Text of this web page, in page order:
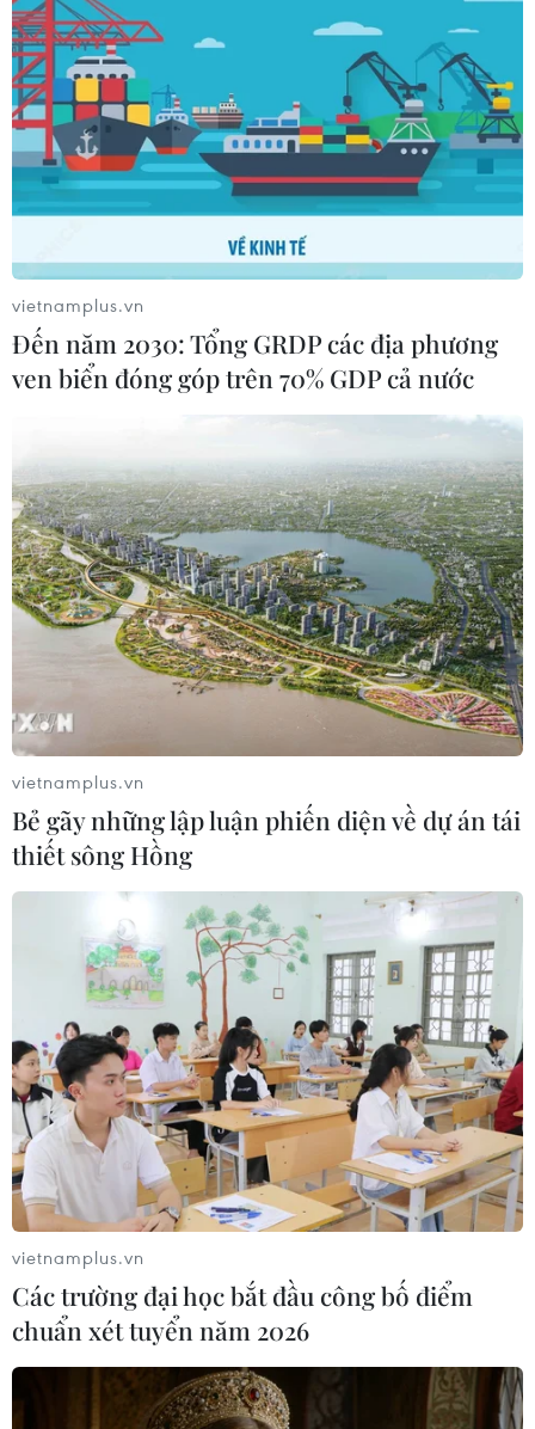
vietnamplus.vn
Đến năm 2030: Tổng GRDP các địa phương
ven biển đóng góp trên 70% GDP cả nước
vietnamplus.vn
Bẻ gãy những lập luận phiến diện về dự án tái
thiết sông Hồng
vietnamplus.vn
Các trường đại học bắt đầu công bố điểm
chuẩn xét tuyển năm 2026